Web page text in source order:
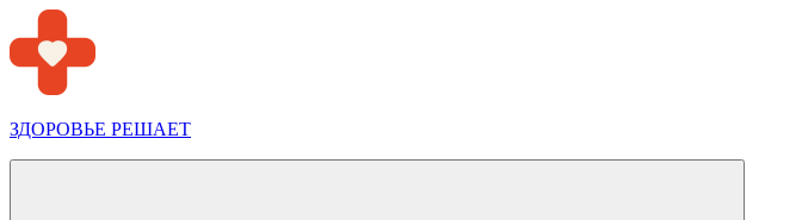
Перейти
к
содержимому
ЗДОРОВЬЕ РЕШАЕТ